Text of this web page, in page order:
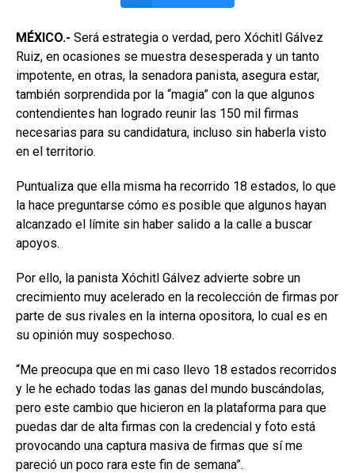
MÉXICO.- Será estrategia o verdad, pero Xóchitl Gálvez
Ruiz, en ocasiones se muestra desesperada y un tanto
impotente, en otras, la senadora panista, asegura estar,
también sorprendida por la “magia” con la que algunos
contendientes han logrado reunir las 150 mil firmas
necesarias para su candidatura, incluso sin haberla visto
en el territorio.
Puntualiza que ella misma ha recorrido 18 estados, lo que
la hace preguntarse cómo es posible que algunos hayan
alcanzado el límite sin haber salido a la calle a buscar
apoyos.
Por ello, la panista Xóchitl Gálvez advierte sobre un
crecimiento muy acelerado en la recolección de firmas por
parte de sus rivales en la interna opositora, lo cual es en
su opinión muy sospechoso.
“Me preocupa que en mi caso llevo 18 estados recorridos
y le he echado todas las ganas del mundo buscándolas,
pero este cambio que hicieron en la plataforma para que
puedas dar de alta firmas con la credencial y foto está
provocando una captura masiva de firmas que sí me
pareció un poco rara este fin de semana”.